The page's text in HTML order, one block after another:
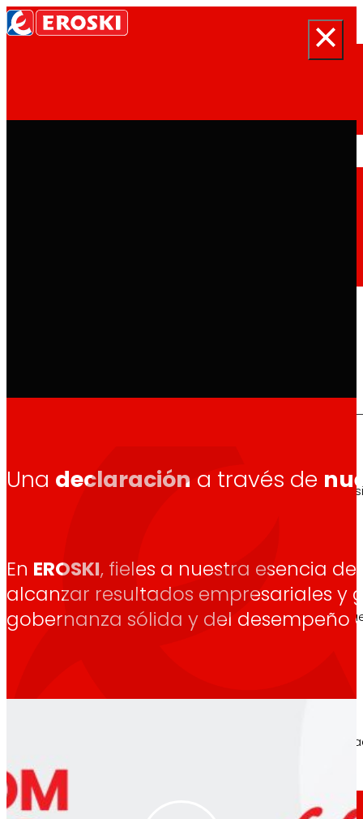
Buscar
Todo nuestro ADN: un viaje por la misión, la
Cooperativa
Somos por y para las personas. Descubre
A través de nuestra Fundación
Una declaración a través de
En EROSKI, fieles a nuestra esencia
alcanzar resultados empresariales y
gobernanza sólida y del